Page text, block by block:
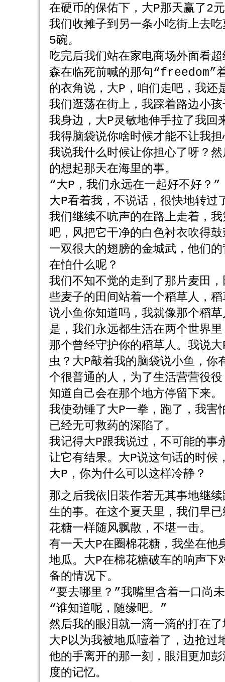
在硬币的保佑下，大P那天赢了2
我们收摊子到另一条小吃街上去
5碗。
吃完后我们站在家电商场外面看
森在临死前喊的那句“freedom”
的衣角说，大P，咱们走吧，我还
我们逛荡在街上，我踩着路边小
我身边，大P灵敏地伸手拉了我回
我得脑袋说你啥时候才能不让我
我说我什么时候让你担心了呀？
的想起那天在海里的事。
“大P，我们永远在一起好不好？”
大P看着我，不说话，很快地转过
我们继续不吭声的在路上走着，
吧，风把它干净的白色衬衣吹得
一双很大的翅膀的金城武，他们
在怕什么呢？
我们不知不觉的走到了那片麦田
些麦子的田间站着一个稻草人，
说小鱼你知道吗，我就像那个稻
是，我们永远都生活在两个世界
那个曾经守护你的稻草人。我说
虫？大P敲着我的脑袋说小鱼，你
个很普通的人，为了生活营营役
知道自己会在那个地方停留下来。
我使劲锤了大P一拳，跑了，我害
已经无可救药的深陷了。
我记得大P跟我说过，不可能的事
让它有结果。大P说这句话的时候
大P，你为什么可以这样冷静？
那之后我依旧装作若无其事地继
生的事。在这个夏天里，我们早
花糖一样随风飘散，不堪一击。
有一天大P在圈棉花糖，我坐在他
地瓜。大P在棉花糖破车的响声下
备的情况下。
“要去哪里？”我嘴里含着一口尚
“谁知道呢，随缘吧。”
然后我的眼泪就一滴一滴的打在
大P以为我被地瓜噎着了，边抢过
他的手离开的那一刻，眼泪更加
度的记忆。